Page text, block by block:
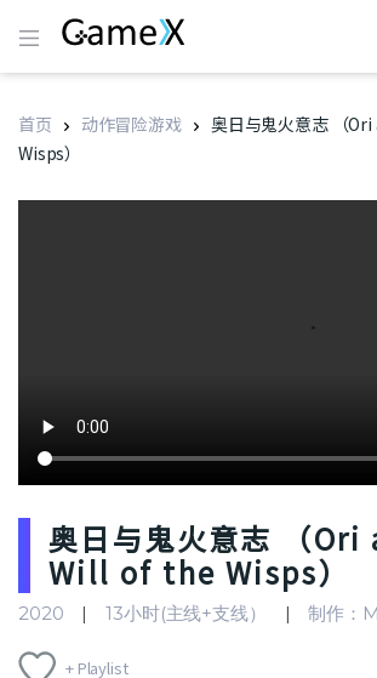
首页 动作冒险游戏
奥日与鬼火意志 （
Wisps）
奥日与鬼火意志 （
Will of the Wisps）
2020 13小时(主线+支线） 制作：
+ Playlist